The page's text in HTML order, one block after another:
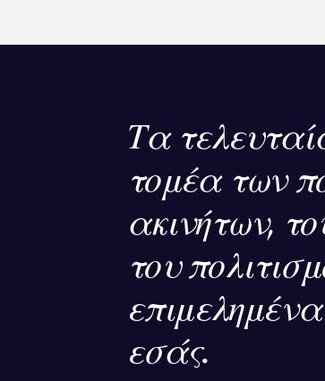
Τα
τομέα των
ακινήτων,
του
εσάς.